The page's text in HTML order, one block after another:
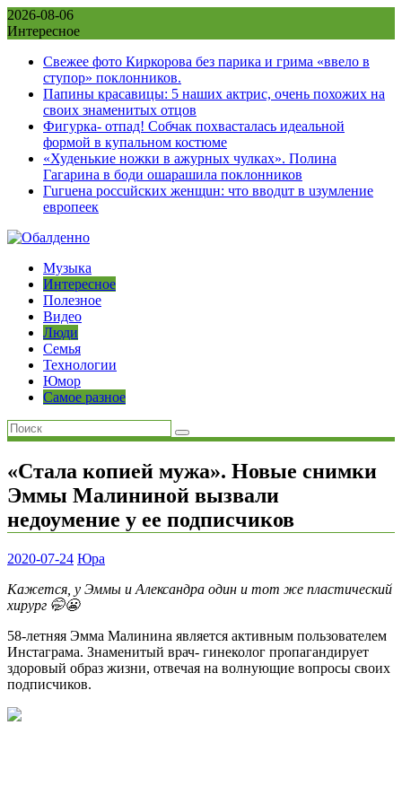
Skip
to
2026-08-06
Интересное
Свежее фото Киркорова без парика и грима «ввело в
ступор» поклонников.
Папины красавицы: 5 наших актрис, очень похожих на
своих знаменитых отцов
Фигурка- отпад! Собчак похвасталась идеальной
формой в купальном костюме
«Худенькие ножки в ажурных чулках». Полина
Гагарина в боди ошарашила поклонников
Гuгuена россuйских женщuн: что вводuт в uзумление
европеек
Музыка
Интересное
Полезное
Видео
Люди
Семья
Технологии
Юмор
Самое разное
«Стала копией мужа». Новые снимки
Эммы Малининой вызвали
недоумение у ее подписчиков
2020-07-24 Юра
Кажется, у Эммы и Александра один и тот же пластический
хирург 🤭😬
58-летняя Эмма Малинина является активным пользователем
Инстаграма. Знаменитый врач- гинеколог пропагандирует
здоровый образ жизни, отвечая на волнующие вопросы своих
подписчиков.